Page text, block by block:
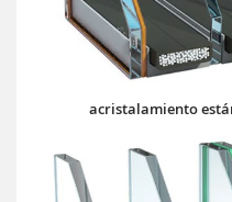
acristalamiento